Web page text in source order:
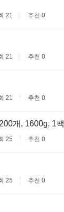
21 추천 0
21 추천 0
21 추천 0
개, 1600g, 1팩
25 추천 0
25 추천 0